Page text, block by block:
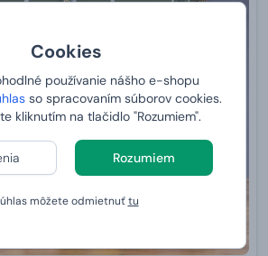
Cookies
používanie nášho e-shopu
so spracovaním súborov cookies.
kliknutím na tlačidlo "Rozumiem".
Rozumiem
môžete odmietnuťtu